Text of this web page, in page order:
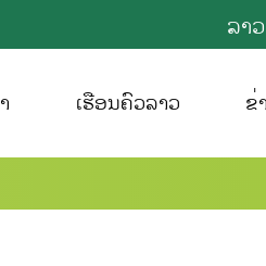
ລາວ
ເຮືອນຄົວລາວ ຂ່